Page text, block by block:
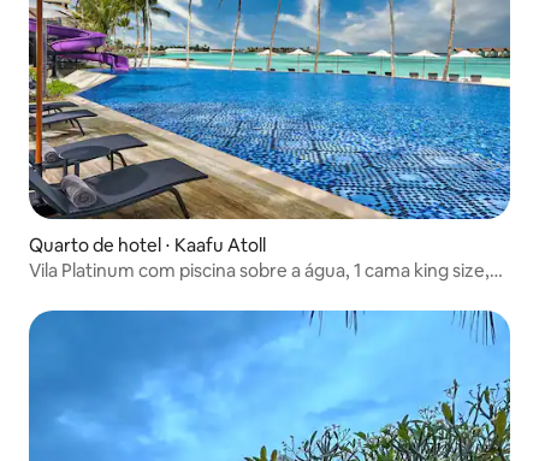
Quarto de hotel ⋅ Kaafu Atoll
Vila Platinum com piscina sobre a água, 1 cama king size,